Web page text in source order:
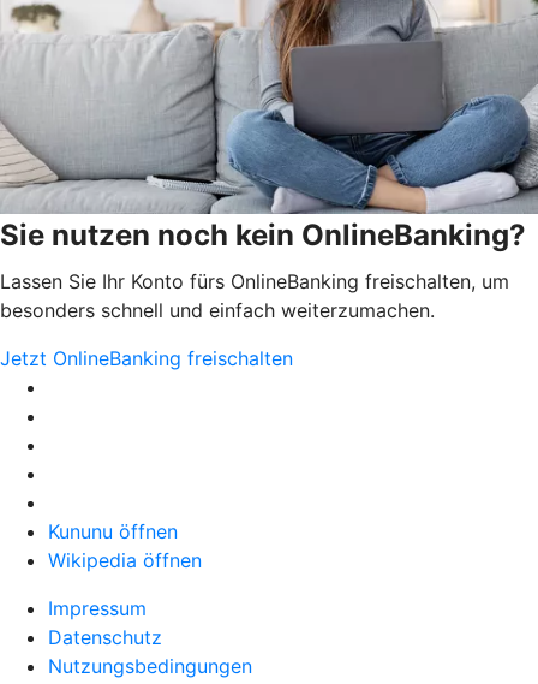
Sie nutzen noch kein OnlineBanking?
Lassen Sie Ihr Konto fürs OnlineBanking freischalten, um
besonders schnell und einfach weiterzumachen.
Jetzt OnlineBanking freischalten
Kununu öffnen
Wikipedia öffnen
Impressum
Datenschutz
Nutzungsbedingungen